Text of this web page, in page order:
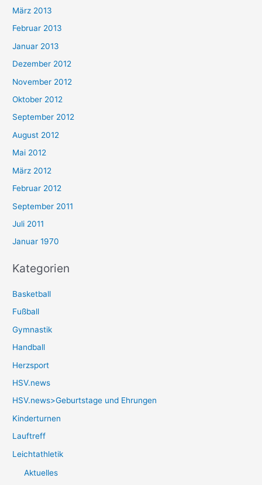
März 2013
Februar 2013
Januar 2013
Dezember 2012
November 2012
Oktober 2012
September 2012
August 2012
Mai 2012
März 2012
Februar 2012
September 2011
Juli 2011
Januar 1970
Kategorien
Basketball
Fußball
Gymnastik
Handball
Herzsport
HSV.news
HSV.news>Geburtstage und Ehrungen
Kinderturnen
Lauftreff
Leichtathletik
Aktuelles